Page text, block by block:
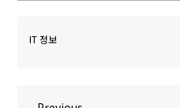
IT 정보